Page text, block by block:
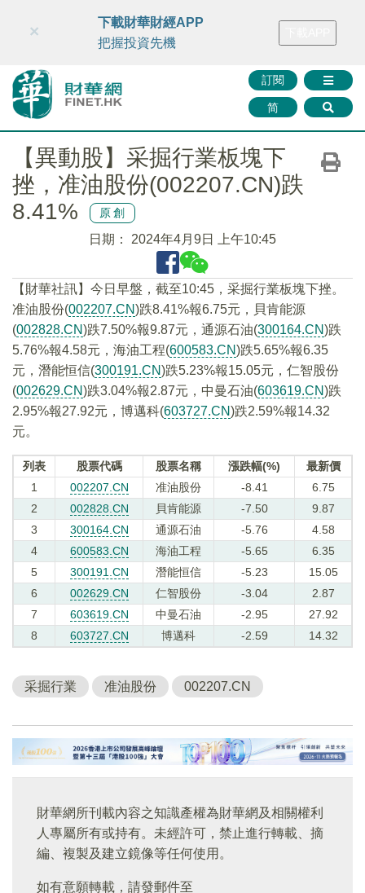
財華智庫網 FINTV FINMETA 財華證券 媒體矩陣
訂閱
简
×
下載財華財經APP
把握投資先機
【異動股】采掘行業板塊下
挫，准油股份(002207.CN)跌
8.41%
原創
日期： 2024年4月9日 上午10:45
【財華社訊】今日早盤，截至10:45，采掘行業板塊下挫。
准油股份(002207.CN)跌8.41%報6.75元，貝肯能源
(002828.CN)跌7.50%報9.87元，通源石油(300164.CN)跌
5.76%報4.58元，海油工程(600583.CN)跌5.65%報6.35
元，潛能恒信(300191.CN)跌5.23%報15.05元，仁智股份
(002629.CN)跌3.04%報2.87元，中曼石油(603619.CN)跌
2.95%報27.92元，博邁科(603727.CN)跌2.59%報14.32
元。
列表 股票代碼 股票名稱 漲跌幅(%)
最新價
1
002207.CN 准油股份 -8.41
6.75
2
002828.CN 貝肯能源 -7.50
9.87
3
300164.CN 通源石油 -5.76
4.58
4
600583.CN 海油工程 -5.65
6.35
5
300191.CN 潛能恒信 -5.23
15.05
6
002629.CN 仁智股份 -3.04
2.87
7
603619.CN 中曼石油 -2.95
27.92
8
603727.CN 博邁科 -2.59 14.32
采掘行業 准油股份 002207.CN
財華網所刊載內容之知識產權為財華網及相關權利
人專屬所有或持有。未經許可，禁止進行轉載、摘
編、複製及建立鏡像等任何使用。
如有意願轉載，請發郵件至